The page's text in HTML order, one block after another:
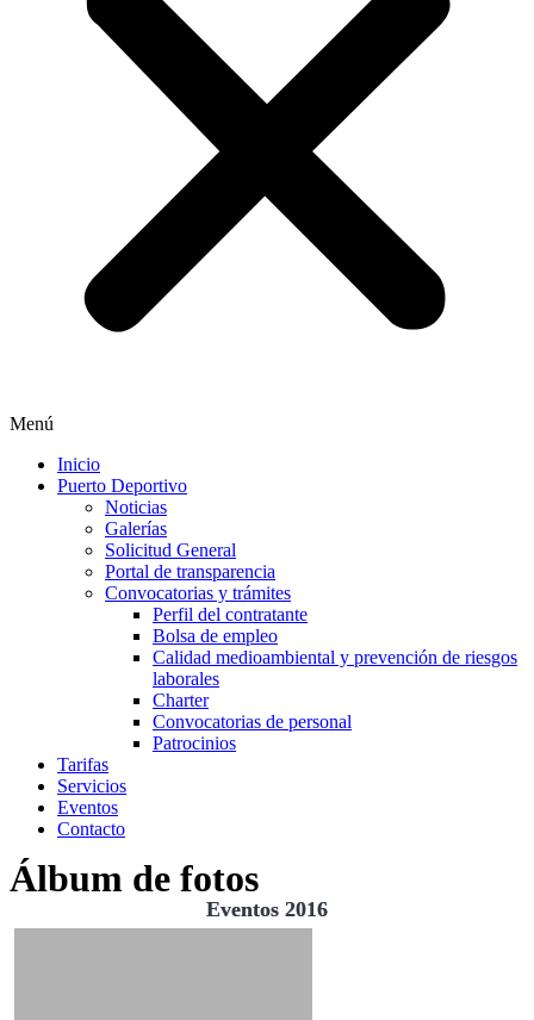
Menú
Inicio
Puerto Deportivo
Noticias
Galerías
Solicitud General
Portal de transparencia
Convocatorias y trámites
Perfil del contratante
Bolsa de empleo
Calidad medioambiental y prevención de riesgos
laborales
Charter
Convocatorias de personal
Patrocinios
Tarifas
Servicios
Eventos
Contacto
Álbum de fotos
Eventos 2016